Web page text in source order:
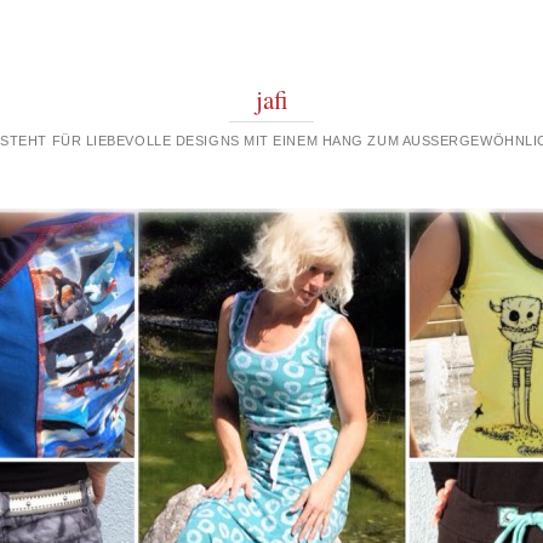
jafi
FÜR LIEBEVOLLE DESIGNS MIT EINEM HANG ZUM